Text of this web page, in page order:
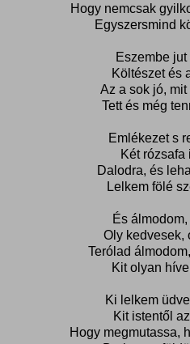
Hogy nemcsak
Egyszersmind
Eszembe
Költészet és
Az a sok jó,
Tett és még
Emlékezet s
Két rózsafa
Dalodra, és
Lelkem fölé
És
Oly kedvesek,
Terólad
Kit olyan
Ki lelkem
Kit istentől
Hogy megmutassa,